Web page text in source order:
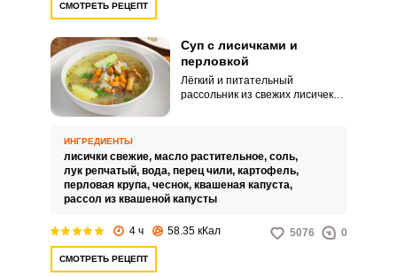
СМОТРЕТЬ РЕЦЕПТ
Суп с лисичками и
перловкой
Лёгкий и питательный
рассольник из свежих лисичек
ИНГРЕДИЕНТЫ
лисички свежие, масло растительное, соль,
лук репчатый, вода, перец чили, картофель,
перловая крупа, чеснок, квашеная капуста,
рассол из квашеной капусты
4 ч 58.35 кКал 5076 0
СМОТРЕТЬ РЕЦЕПТ
ВХОД НА САЙТ РЕГИСТРАЦИЯ
с помощью социальных сетей:
или